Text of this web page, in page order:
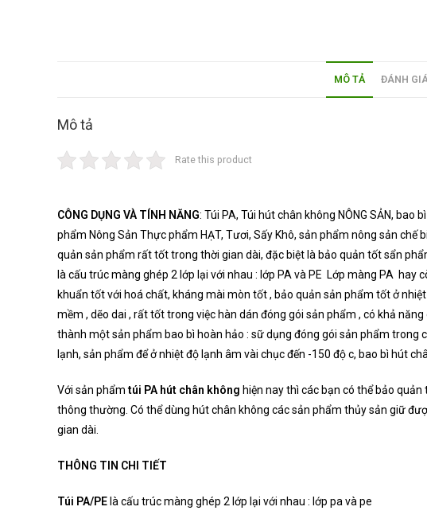
MÔ TẢ ĐÁNH
Mô tả
Rate this product
CÔNG DỤNG VÀ TÍNH NĂNG: Túi PA, Túi hút chân không NÔNG SẢN,
phẩm Nông Sản Thực phẩm HẠT, Tươi, Sấy Khô, sản phẩm nông sản chế
quản sản phẩm rất tốt trong thời gian dài, đặc biệt là bảo quản tốt sẩn
là cấu trúc màng ghép 2 lớp lại với nhau : lớp PA và PE Lớp màng PA hay
khuẩn tốt với hoá chất, kháng mài mòn tốt , bảo quản sản phẩm tốt ở
mềm , dẽo dai , rất tốt trong việc hàn dán đóng gói sản phẩm , có khả
thành một sản phẩm bao bì hoàn hảo : sữ dụng đóng gói sản phẩm trong
lạnh, sản phẩm để ở nhiệt độ lạnh âm vài chục đến -150 độ c, bao bì hút
Với sản phẩmtúi PA hút chân không hiện nay thì các bạn có thể bảo
thông thường. Có thể dùng hút chân không các sản phẩm thủy sản giữ
gian dài.
THÔNG TIN CHI TIẾT
Túi PA/PE là cấu trúc màng ghép 2 lớp lại với nhau : lớp pa và pe